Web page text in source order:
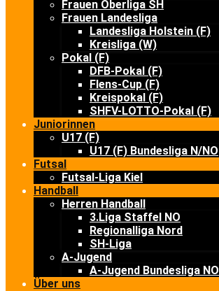
Frauen Oberliga SH
Frauen Landesliga
Landesliga Holstein (F)
Kreisliga (W)
Pokal (F)
DFB-Pokal (F)
Flens-Cup (F)
Kreispokal (F)
SHFV-LOTTO-Pokal (F)
Juniorinnen
U17 (F)
U17 (F) Bundesliga N/NO
Futsal
Futsal-Liga Kiel
Handball
Herren Handball
3.Liga Staffel NO
Regionalliga Nord
SH-Liga
A-Jugend
A-Jugend Bundesliga NO
Über uns